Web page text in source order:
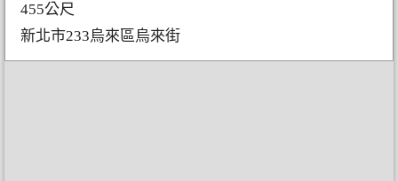
455公尺
新北市233烏來區烏來街